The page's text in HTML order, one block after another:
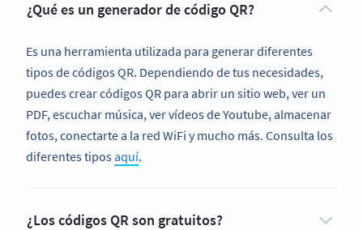
¿Qué es un generador de código QR?
Es una herramienta utilizada para generar diferentes
tipos de códigos QR. Dependiendo de tus necesidades,
puedes crear códigos QR para abrir un sitio web, ver un
PDF, escuchar música, ver vídeos de Youtube, almacenar
fotos, conectarte a la red WiFi y mucho más. Consulta los
diferentes tiposaquí.
¿Los códigos QR son gratuitos?